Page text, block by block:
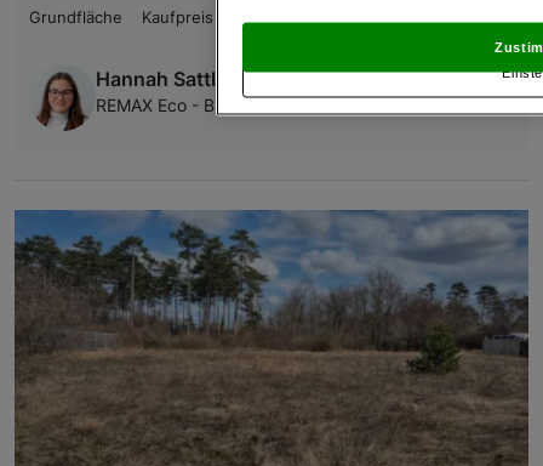
Grundfläche
Kaufpreis
Hannah Sattler
REMAX Eco - BR Immobilien Dienstleistungs GmbH
und Widerspruch gegen die Verarbeitung auf der
„Cookie Einstellungen“, die sich auf jeder Seite
und der Performance von Inhalten,
Liste der Partner (Lieferanten)